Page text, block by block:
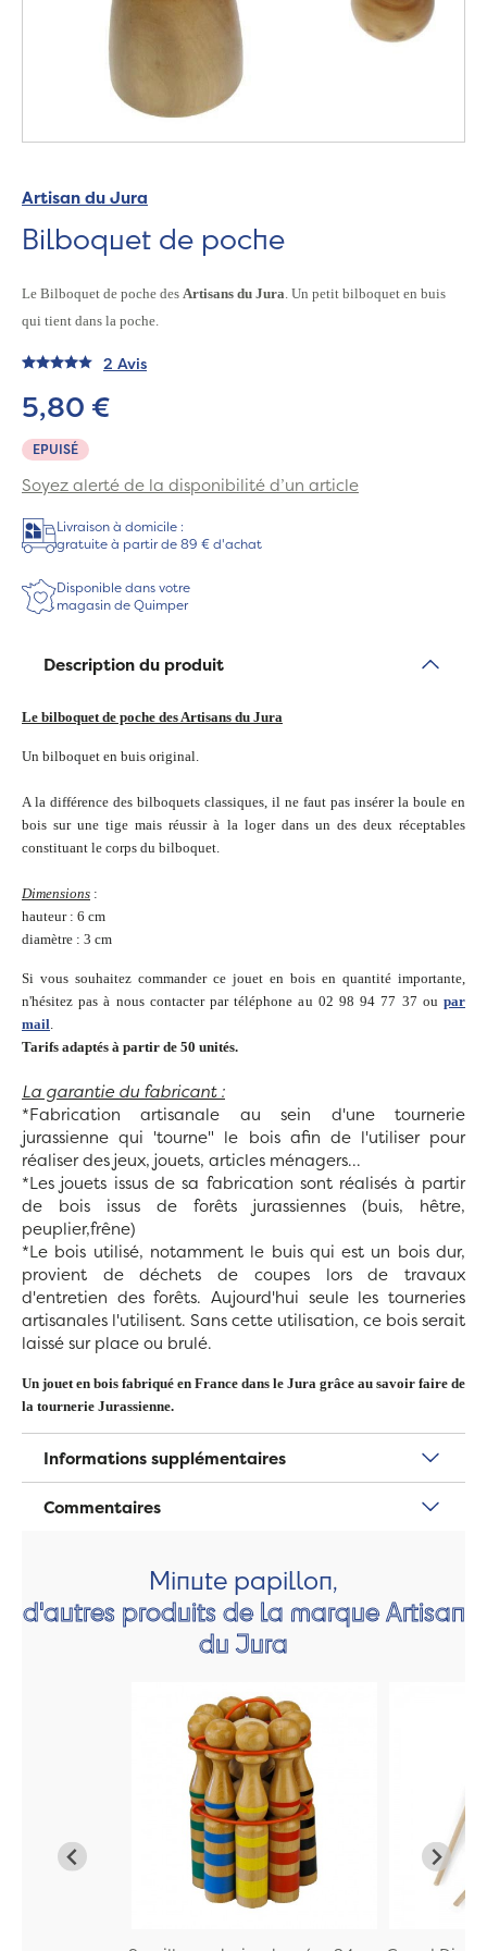
Artisan du Jura
Bilboquet de poche
Le Bilboquet de poche des Artisans du Jura. Un petit bilboquet en buis
qui tient dans la poche.
2 Avis
EPUISÉ
5,80 €
Soyez alerté de la disponibilité d’un article
Livraison à domicile :
gratuite à partir de 89 € d'achat
Disponible dans votre
magasin de Quimper
Description du produit
Le bilboquet de poche des Artisans du Jura
Un bilboquet en buis original.
A la différence des bilboquets classiques, il ne faut pas insérer la boule en
bois sur une tige mais réussir à la loger dans un des deux réceptables
constituant le corps du bilboquet.
Dimensions :
hauteur : 6 cm
diamètre : 3 cm
Si vous souhaitez commander ce jouet en bois en quantité importante,
n'hésitez pas à nous contacter par téléphone au 02 98 94 77 37 ou par
mail.
Tarifs adaptés à partir de 50 unités.
La garantie du fabricant :
*Fabrication artisanale au sein d'une tournerie
jurassienne qui 'tourne" le bois afin de l'utiliser pour
réaliser des jeux, jouets, articles ménagers...
*Les jouets issus de sa fabrication sont réalisés à partir
de bois issus de forêts jurassiennes (buis, hêtre,
peuplier,frêne)
*Le bois utilisé, notamment le buis qui est un bois dur,
provient de déchets de coupes lors de travaux
d'entretien des forêts. Aujourd'hui seule les tourneries
artisanales l'utilisent. Sans cette utilisation, ce bois serait
laissé sur place ou brulé.
Un jouet en bois fabriqué en France dans le Jura grâce au savoir faire de
la tournerie Jurassienne.
Informations supplémentaires
Commentaires
Minute papillon,
d'autres produits de la marque Artisan
du Jura